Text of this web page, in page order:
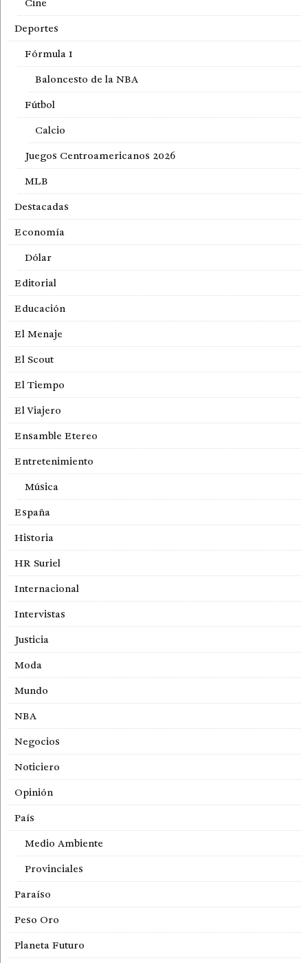
Cine
Deportes
Fórmula 1
Baloncesto de la NBA
Fútbol
Calcio
Juegos Centroamericanos 2026
MLB
Destacadas
Economía
Dólar
Editorial
Educación
El Menaje
El Scout
El Tiempo
El Viajero
Ensamble Etereo
Entretenimiento
Música
España
Historia
HR Suriel
Internacional
Intervistas
Justicia
Moda
Mundo
NBA
Negocios
Noticiero
Opinión
País
Medio Ambiente
Provinciales
Paraíso
Peso Oro
Planeta Futuro